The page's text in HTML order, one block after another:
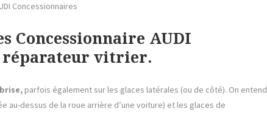
Concessionnaires
Concessionnaire AUDI
réparateur vitrier.
parfois également sur les glaces latérales (ou de côté). On entend
au-dessus de la roue arrière d’une voiture) et les glaces de